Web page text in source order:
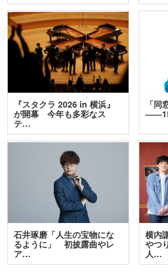
『スタクラ 2026 in 横浜』
が開幕 今年も多彩なス
テ…
「同
石井琢磨「人生の宝物にな
るように」 初披露曲やレ
ア…
横内
やつ
人…